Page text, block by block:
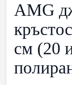
AMG
см (20